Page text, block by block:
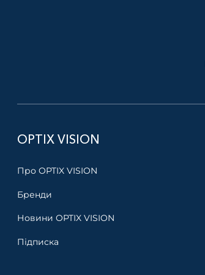
OPTIX VISION
Про OPTIX VISION
Бренди
Новини OPTIX VISION
Підписка